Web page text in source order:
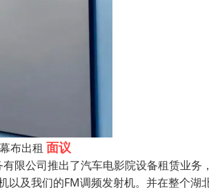
布出租 面议
限公司推出了汽车电影院设备租赁业
以及我们的FM调频发射机。并在整个湖